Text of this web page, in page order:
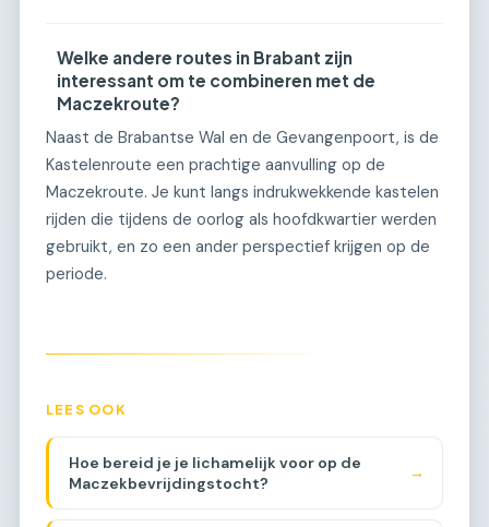
Welke andere routes in Brabant zijn
interessant om te combineren met de
Maczekroute?
Naast de Brabantse Wal en de Gevangenpoort, is de
Kastelenroute een prachtige aanvulling op de
Maczekroute. Je kunt langs indrukwekkende kastelen
rijden die tijdens de oorlog als hoofdkwartier werden
gebruikt, en zo een ander perspectief krijgen op de
periode.
LEES OOK
Hoe bereid je je lichamelijk voor op de
Maczekbevrijdingstocht?
→